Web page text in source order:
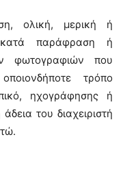
ολική, μερική ή
κατά παράφραση ή
φωτογραφιών που
τρόπο
ηχογράφησης ή
του διαχειριστή